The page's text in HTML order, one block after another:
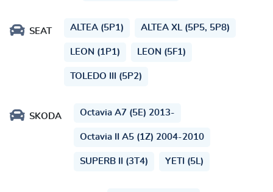
SEAT ALTEA (5P1) ALTEA XL (5P5, 5P8)
LEON (1P1) LEON (5F1)
TOLEDO III (5P2)
SKODA Octavia A7 (5E) 2013-
Octavia II A5 (1Z) 2004-2010
SUPERB II (3T4) YETI (5L)